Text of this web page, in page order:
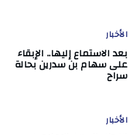
الأخبار
بعد الاستماع إليها.. الإبقاء
على سهام بن سدرين بحالة
سراح
الأخبار